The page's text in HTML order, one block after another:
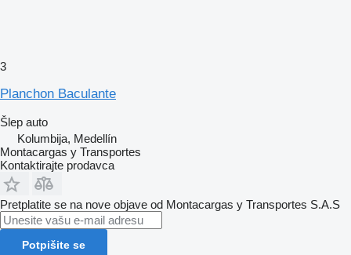
3
Planchon Baculante
Šlep auto
Kolumbija, Medellín
Montacargas y Transportes
Kontaktirajte prodavca
Pretplatite se na nove objave od Montacargas y Transportes S.A.S
Potpišite se